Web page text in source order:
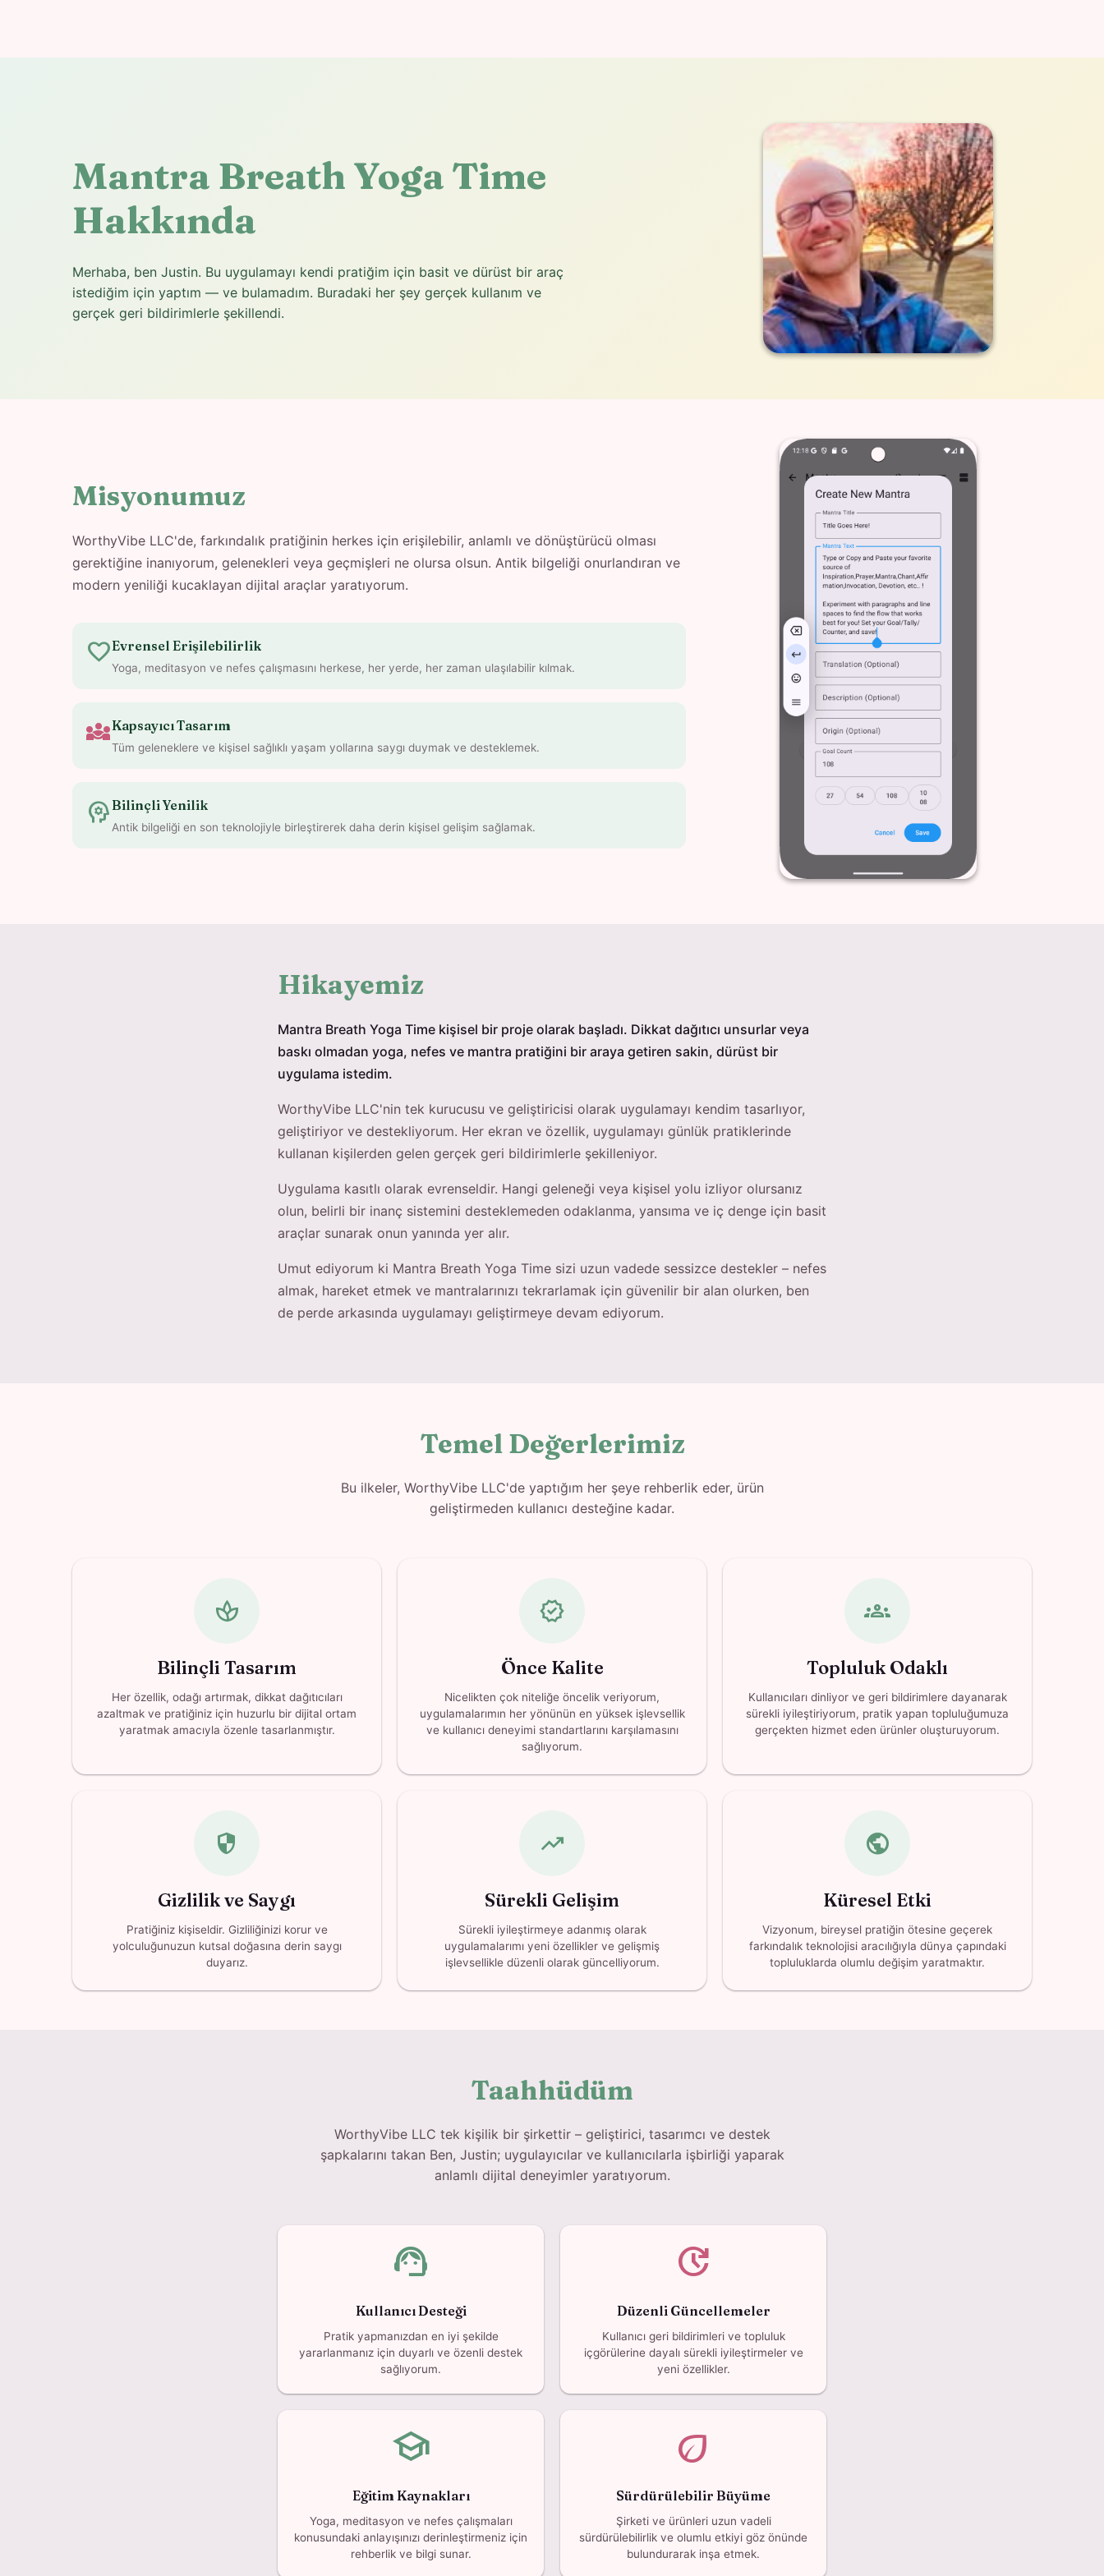
Mantra Breath Yoga Time
Hakkında
Merhaba, ben Justin. Bu uygulamayı kendi pratiğim için basit ve dürüst bir araç
istediğim için yaptım — ve bulamadım. Buradaki her şey gerçek kullanım ve
gerçek geri bildirimlerle şekillendi.
Misyonumuz
WorthyVibe LLC'de, farkındalık pratiğinin herkes için erişilebilir, anlamlı ve dönüştürücü olması
gerektiğine inanıyorum, gelenekleri veya geçmişleri ne olursa olsun. Antik bilgeliği onurlandıran ve
modern yeniliği kucaklayan dijital araçlar yaratıyorum.
favoriteEvrensel Erişilebilirlik
Yoga, meditasyon ve nefes çalışmasını herkese, her yerde, her zaman ulaşılabilir kılmak.
diversity_3Kapsayıcı Tasarım
Tüm geleneklere ve kişisel sağlıklı yaşam yollarına saygı duymak ve desteklemek.
psychology Bilinçli Yenilik
Antik bilgeliği en son teknolojiyle birleştirerek daha derin kişisel gelişim sağlamak.
Hikayemiz
Mantra Breath Yoga Time kişisel bir proje olarak başladı. Dikkat dağıtıcı unsurlar veya
baskı olmadan yoga, nefes ve mantra pratiğini bir araya getiren sakin, dürüst bir
uygulama istedim.
WorthyVibe LLC'nin tek kurucusu ve geliştiricisi olarak uygulamayı kendim tasarlıyor,
geliştiriyor ve destekliyorum. Her ekran ve özellik, uygulamayı günlük pratiklerinde
kullanan kişilerden gelen gerçek geri bildirimlerle şekilleniyor.
Uygulama kasıtlı olarak evrenseldir. Hangi geleneği veya kişisel yolu izliyor olursanız
olun, belirli bir inanç sistemini desteklemeden odaklanma, yansıma ve iç denge için basit
araçlar sunarak onun yanında yer alır.
Umut ediyorum ki Mantra Breath Yoga Time sizi uzun vadede sessizce destekler – nefes
almak, hareket etmek ve mantralarınızı tekrarlamak için güvenilir bir alan olurken, ben
de perde arkasında uygulamayı geliştirmeye devam ediyorum.
Temel Değerlerimiz
Bu ilkeler, WorthyVibe LLC'de yaptığım her şeye rehberlik eder, ürün
geliştirmeden kullanıcı desteğine kadar.
spa
Bilinçli Tasarım
Her özellik, odağı artırmak, dikkat dağıtıcıları
azaltmak ve pratiğiniz için huzurlu bir dijital ortam
yaratmak amacıyla özenle tasarlanmıştır.
verified
Önce Kalite
Nicelikten çok niteliğe öncelik veriyorum,
uygulamalarımın her yönünün en yüksek işlevsellik
ve kullanıcı deneyimi standartlarını karşılamasını
sağlıyorum.
groups
Topluluk Odaklı
Kullanıcıları dinliyor ve geri bildirimlere dayanarak
sürekli iyileştiriyorum, pratik yapan topluluğumuza
gerçekten hizmet eden ürünler oluşturuyorum.
security
Gizlilik ve Saygı
Pratiğiniz kişiseldir. Gizliliğinizi korur ve
yolculuğunuzun kutsal doğasına derin saygı
duyarız.
trending_up
Sürekli Gelişim
Sürekli iyileştirmeye adanmış olarak
uygulamalarımı yeni özellikler ve gelişmiş
işlevsellikle düzenli olarak güncelliyorum.
public
Küresel Etki
Vizyonum, bireysel pratiğin ötesine geçerek
farkındalık teknolojisi aracılığıyla dünya çapındaki
topluluklarda olumlu değişim yaratmaktır.
Taahhüdüm
WorthyVibe LLC tek kişilik bir şirkettir – geliştirici, tasarımcı ve destek
şapkalarını takan Ben, Justin; uygulayıcılar ve kullanıcılarla işbirliği yaparak
anlamlı dijital deneyimler yaratıyorum.
support_agent
Kullanıcı Desteği
Pratik yapmanızdan en iyi şekilde
yararlanmanız için duyarlı ve özenli destek
sağlıyorum.
update
Düzenli Güncellemeler
Kullanıcı geri bildirimleri ve topluluk
içgörülerine dayalı sürekli iyileştirmeler ve
yeni özellikler.
school
Eğitim Kaynakları
Yoga, meditasyon ve nefes çalışmaları
konusundaki anlayışınızı derinleştirmeniz için
rehberlik ve bilgi sunar.
eco
Sürdürülebilir Büyüme
Şirketi ve ürünleri uzun vadeli
sürdürülebilirlik ve olumlu etkiyi göz önünde
bulundurarak inşa etmek.